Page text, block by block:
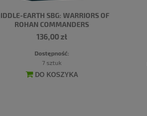
EARTH SBG: WARRIORS OF
ROHAN COMMANDERS
136,00 zł
Dostępność:
7 sztuk
DO KOSZYKA